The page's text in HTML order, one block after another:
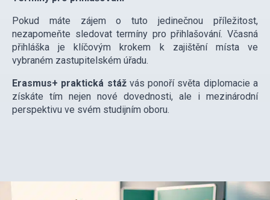
Pokud máte zájem o tuto jedinečnou příležitost,
nezapomeňte sledovat termíny pro přihlašování. Včasná
přihláška je klíčovým krokem k zajištění místa ve
vybraném zastupitelském úřadu.
Erasmus+ praktická stáž vás ponoří světa diplomacie a
získáte tím nejen nové dovednosti, ale i mezinárodní
perspektivu ve svém studijním oboru.